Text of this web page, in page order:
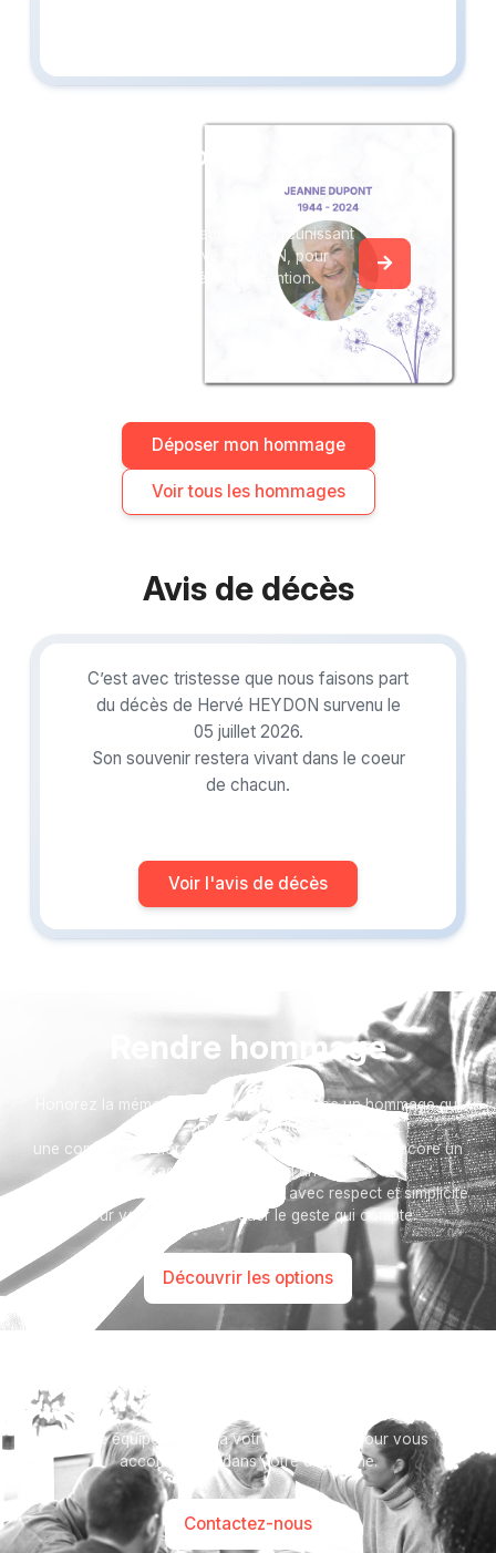
Créez un album
Créez un album collaboratif en réunissant
les hommages à Hervé HEYDON, pour
vous ou pour une délicate attention.
Déposer mon hommage
Voir tous les hommages
Avis de décès
C’est avec tristesse que nous faisons part
du décès de Hervé HEYDON survenu le
05 juillet 2026.
Son souvenir restera vivant dans le coeur
de chacun.
Voir l'avis de décès
Rendre hommage
Honorez la mémoire de votre proche avec un hommage qui
vous ressemble :
une composition florale, une plaque, un arbre, ou encore un
message accompagné d'une photo.
Toutes nos options sont présentées avec respect et simplicité
pour vous aider à marquer le geste qui compte.
Découvrir les options
Notre équipe se tient à votre disposition pour vous
accompagner dans votre démarche.
Contactez-nous